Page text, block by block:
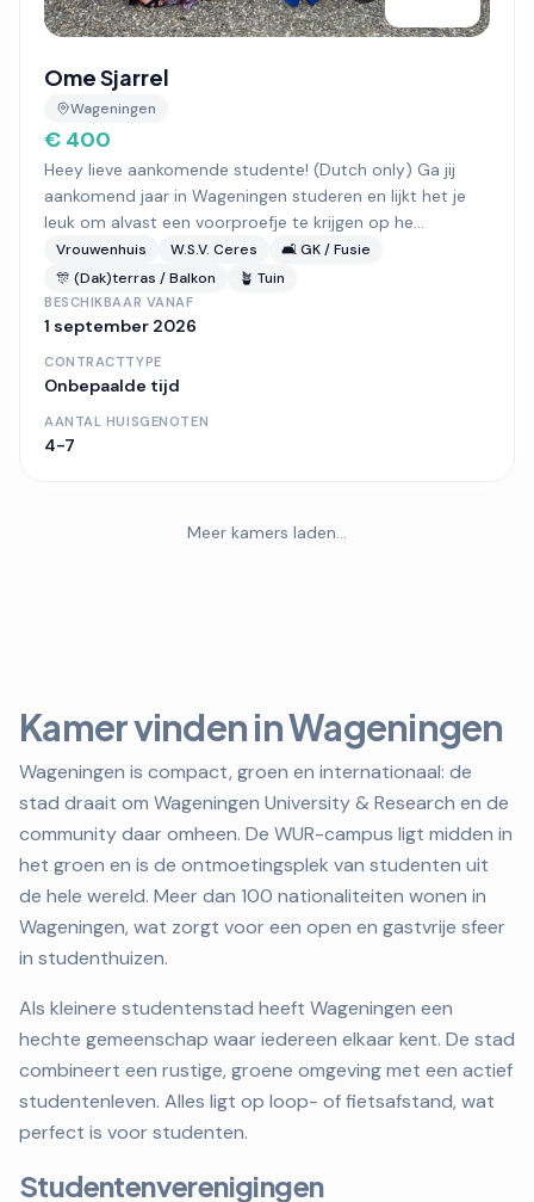
Ome Sjarrel
Wageningen
€ 400
Heey lieve aankomende studente! (Dutch only) Ga jij
aankomend jaar in Wageningen studeren en lijkt het je
leuk om alvast een voorproefje te krijgen op he...
Vrouwenhuis W.S.V. Ceres
🛋️ GK / Fusie
🎊 (Dak)terras / Balkon
🪴 Tuin
BESCHIKBAAR VANAF
1 september 2026
CONTRACTTYPE
Onbepaalde tijd
AANTAL HUISGENOTEN
4-7
Meer kamers laden…
Kamer vinden in Wageningen
Wageningen is compact, groen en internationaal: de
stad draait om Wageningen University & Research en de
community daar omheen. De WUR-campus ligt midden in
het groen en is de ontmoetingsplek van studenten uit
de hele wereld. Meer dan 100 nationaliteiten wonen in
Wageningen, wat zorgt voor een open en gastvrije sfeer
in studenthuizen.
Als kleinere studentenstad heeft Wageningen een
hechte gemeenschap waar iedereen elkaar kent. De stad
combineert een rustige, groene omgeving met een actief
studentenleven. Alles ligt op loop- of fietsafstand, wat
perfect is voor studenten.
Studentenverenigingen